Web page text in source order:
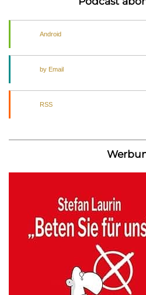
Android
by Email
RSS